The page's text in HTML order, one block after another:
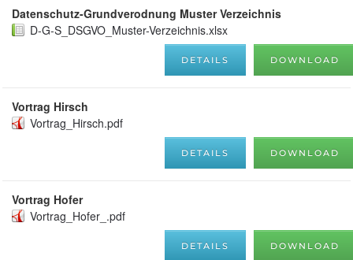
Datenschutz-Grundverodnung Muster Verzeichnis
D-G-S_DSGVO_Muster-Verzeichnis.xlsx
DOWNLOAD
DETAILS
Vortrag Hirsch
Vortrag_Hirsch.pdf
DOWNLOAD
DETAILS
Vortrag Hofer
Vortrag_Hofer_.pdf
DOWNLOAD
DETAILS